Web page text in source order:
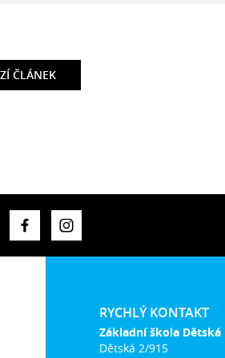
ČLÁNEK
RYCHLÝ KONTAKT
Základní škola Dětská
Dětská 2/915